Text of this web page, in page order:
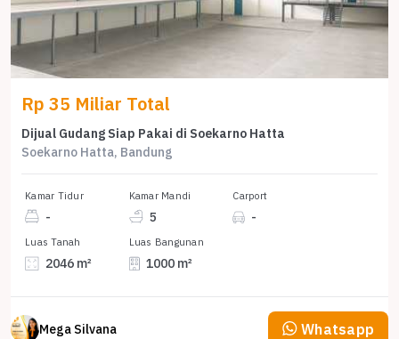
Rp 35 Miliar Total
Dijual Gudang Siap Pakai di Soekarno Hatta
Soekarno Hatta, Bandung
Kamar Tidur
-
Kamar Mandi
5
Carport
-
Luas Tanah
2046 m²
Luas Bangunan
1000 m²
Mega Silvana Whatsapp